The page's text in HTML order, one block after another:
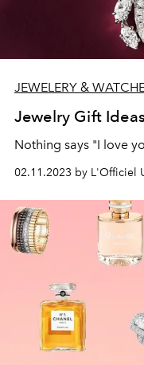
JEWELERY &
Jewelry Gift
Nothing says "I love
02.11.2023 by L'Officiel